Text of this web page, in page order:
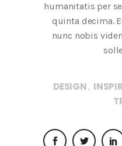
humanitatis per
quinta decima.
nunc nobis
DESIGN,